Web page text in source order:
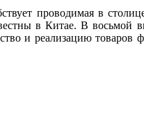
проводимая в
в Китае. В восьмой
и реализацию товаров